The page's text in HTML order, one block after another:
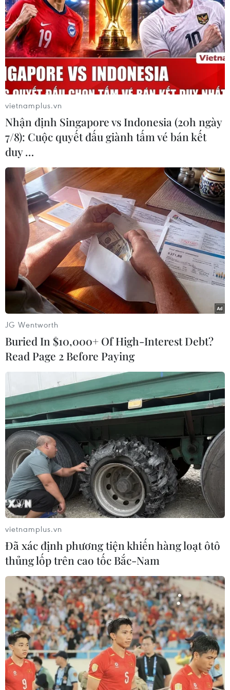
Anh: Ngân sách đầu tiên hậu Brexit sẽ
được công bố vào giữa tháng 3
07/01/2020 06:51
Bộ trưởng Tài chính Anh cho biết ngân sách sắp tới sẽ
“giải phóng tiềm năng của nước Anh, đoàn kết đất
nước, mở ra một chương mới cho nền kinh tế và báo
hiệu một thập kỷ của sự đổi mới."
Chủ tịch EC: Đàm phán thương mại với
Anh sẽ rất khó khăn
08/01/2020 15:05
Chủ tịch EC cảnh báo việc Anh kiên quyết không gia
hạn giai đoạn chuyển tiếp đồng nghĩa với việc Anh có
thể đánh mất quyền tự do tiếp cận với đối tác thương
mại thân cận nhất sau năm 2020.
Chính phủ Anh tìm kiếm thỏa thuận hậu
Brexit từng phần với EU
vietnamplus.vn
Nhận định Singapore vs Indonesia (20h ngày
7/8): Cuộc quyết đấu giành tấm vé bán kết
duy …
JG Wentworth
Buried In $10,000+ Of High-Interest Debt?
Read Page 2 Before Paying
vietnamplus.vn
Đã xác định phương tiện khiến hàng loạt ôtô
thủng lốp trên cao tốc Bắc-Nam